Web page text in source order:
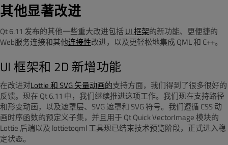
其他显著改进
Qt 6.11 发布的其他一些重大改进包括UI 框架的新功能、 更便捷的
Web服务连接和其他连接性改进，以及更轻松地集成 QML 和 C++。
UI 框架和 2D 新增功能
在改进对Lottie 和 SVG 矢量动画的支持方面，我们得到了很多很好的
反馈。现在 Qt 6.11 中，我们继续推进这项工作。我们现在支持路径
和形变动画，以及遮罩层、 SVG遮罩和 SVG 符号。我们遵循 CSS动
画时序函数的预定义子集，并且用于 Qt Quick VectorImage模块的
Lottie后端以及 lottietoqml工具现已结束技术预览阶段，正式进入稳
定状态。